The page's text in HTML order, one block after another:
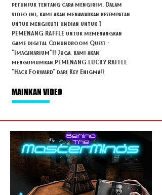
petunjuk tentang cara mengirim. Dalam
video ini, kami akan menawarkan kesempatan
untuk mengikuti undian untuk 1
PEMENANG RAFFLE untuk memenangkan
game digital Conundroom Quest -
"Imaginarium"!! Juga, kami akan
mengumumkan PEMENANG LUCKY RAFFLE
"Hack Forward" dari Key Enigma!!
MAINKAN VIDEO